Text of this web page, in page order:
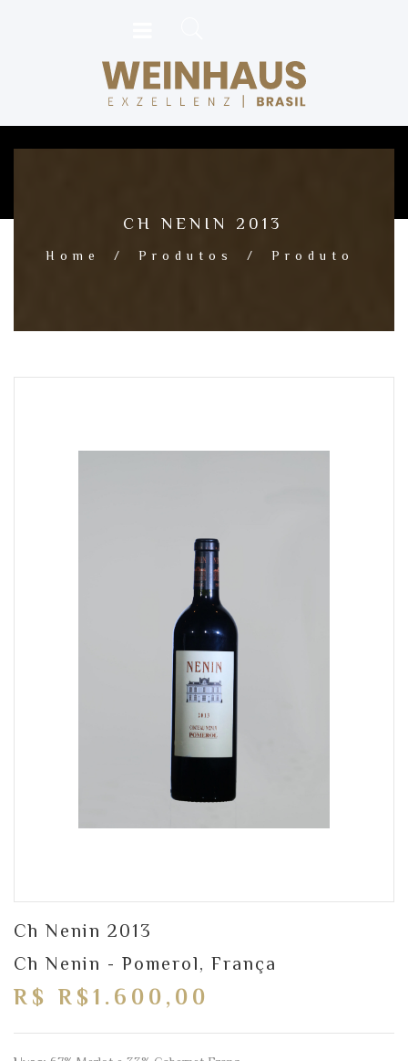
CH NENIN 2013
Home / Produtos / Produto
Ch Nenin 2013
Ch Nenin - Pomerol, França
R$ R$1.600,00